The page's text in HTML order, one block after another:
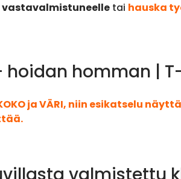
tai hauska
hoidan homman |
ja VÄRI, niin esikatselu